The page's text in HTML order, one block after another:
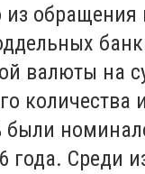
обращения
валюты на
количества
были
года. Среди